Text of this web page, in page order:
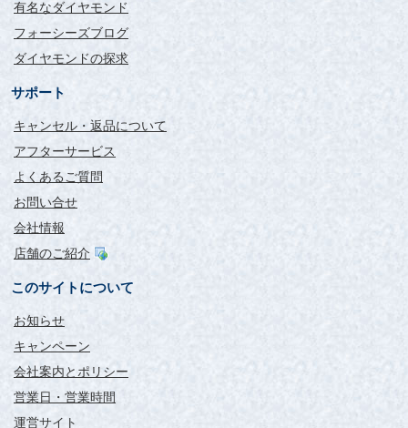
わたしは大学院生で金銭的に余裕がなく、有名ブランドには到
底手を出せる状況にありませんでした。
それでも、節目に際してなんとかしたい。
作ったリングはシンプルでカラットも大きくありませんが、彼
た。
応対も丁寧で発送も期日前に届き、Four-Csさんにお願いしてよ
いつかまた指輪を贈る機会があればまた利用したいです。
ありがとうございました。
びやすかったです。
ダイヤモンドはグレード選びで悩むのですが、あらかじめお勧
めのグレードが絞られていて選びやすかったです。
届いたリングは想像以上に輝いており、注文して本当に良かっ
有名なダイヤモンド
フォーシーズブログ
ダイヤモンドの探求
サポート
キャンセル・返品について
アフターサービス
よくあるご質問
お問い合せ
会社情報
店舗のご紹介
このサイトについて
お知らせ
キャンペーン
会社案内とポリシー
営業日・営業時間
運営サイト